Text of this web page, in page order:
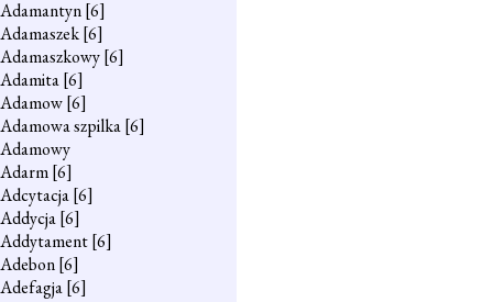
Adamantyn[6]
Adamaszek[6]
Adamaszkowy[6]
Adamita[6]
Adamow[6]
Adamowa szpilka[6]
Adamowy
Adarm[6]
Adcytacja[6]
Addycja[6]
Addytament[6]
Adebon[6]
Adefagja[6]